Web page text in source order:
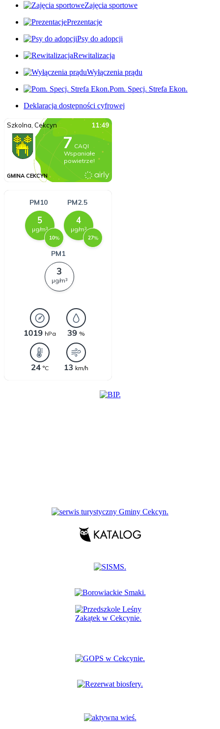
Zajęcia sportowe
Prezentacje
Psy do adopcji
Rewitalizacja
Wyłączenia prądu
Pom. Specj. Strefa Ekon.
Deklaracja dostępności cyfrowej